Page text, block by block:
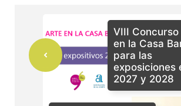
VIII
en la Casa
para las
exposiciones
2027 y 2028